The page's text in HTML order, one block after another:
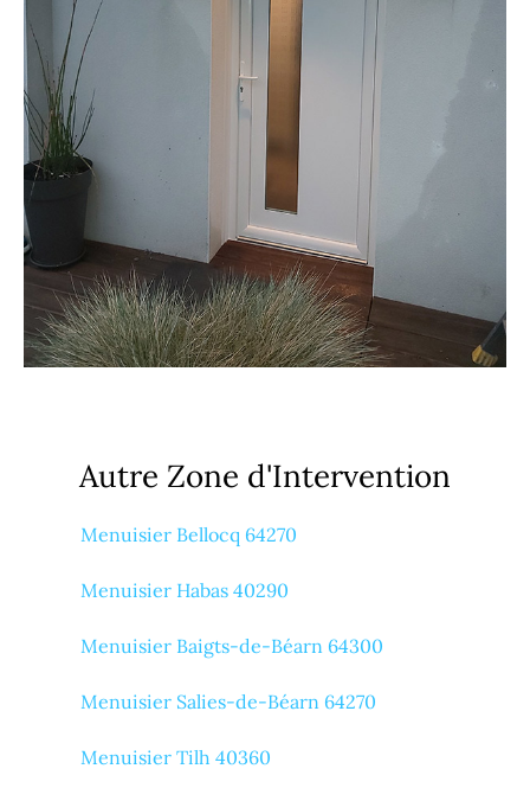
Autre Zone d'Intervention
Menuisier Bellocq 64270
Menuisier Habas 40290
Menuisier Baigts-de-Béarn 64300
Menuisier Salies-de-Béarn 64270
Menuisier Tilh 40360